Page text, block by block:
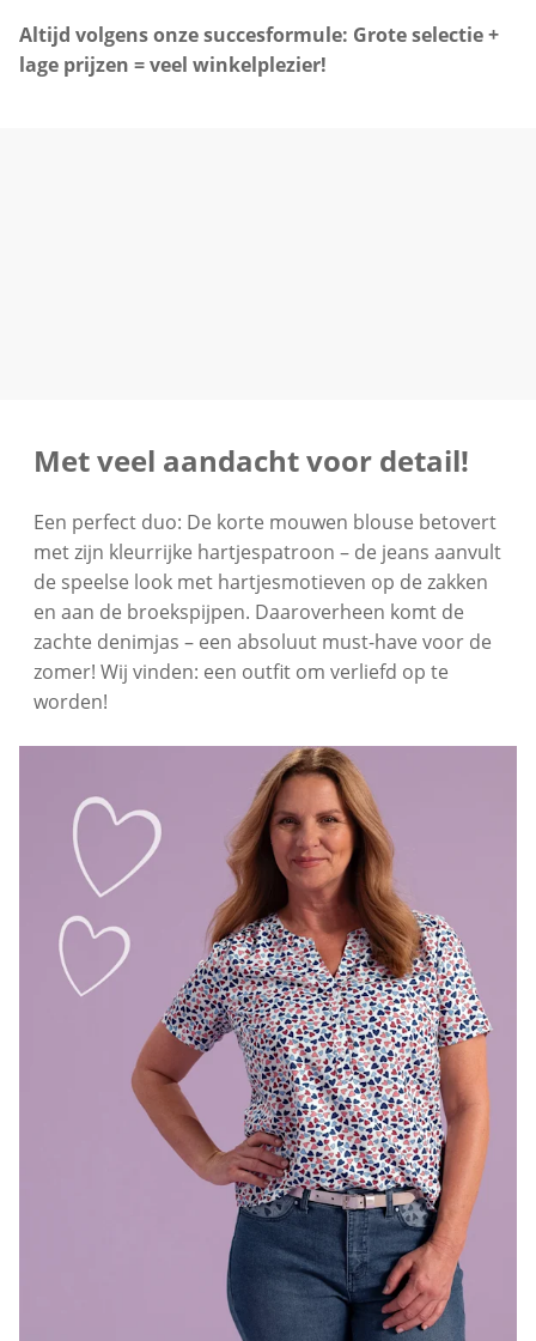
Altijd volgens onze succesformule: Grote selectie +
lage prijzen = veel winkelplezier!
Met veel aandacht voor detail!
Een perfect duo: De korte mouwen blouse betovert
met zijn kleurrijke hartjespatroon – de jeans aanvult
de speelse look met hartjesmotieven op de zakken
en aan de broekspijpen. Daaroverheen komt de
zachte denimjas – een absoluut must-have voor de
zomer! Wij vinden: een outfit om verliefd op te
worden!